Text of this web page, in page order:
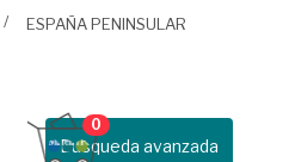
ESPAÑA PENINSULAR
Busqueda avanzada
0